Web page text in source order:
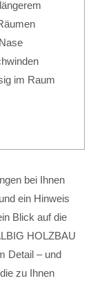
im Raum
bei Ihnen
ein Hinweis
Blick auf die
HOLZBAU
Detail – und
zu Ihnen